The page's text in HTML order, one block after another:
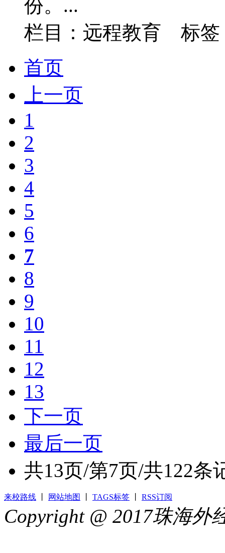
份。...
栏目：远程教育 标签
首页
上一页
1
2
3
4
5
6
7
8
9
10
11
12
13
下一页
最后一页
共13页/第7页/共122条
来校路线 网站地图 TAGS标签 RSS订阅
Copyright @ 2017珠海